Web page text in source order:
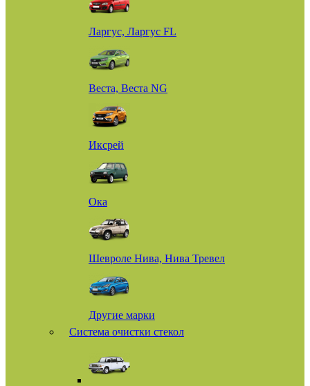
Ларгус, Ларгус FL
Веста, Веста NG
Иксрей
Ока
Шевроле Нива, Нива Тревел
Другие марки
Система очистки стекол